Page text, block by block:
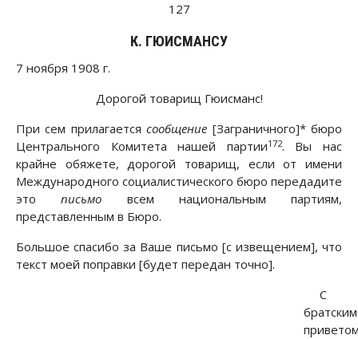
127
К. ГЮИСМАНСУ
7 ноября 1908 г.
Дорогой товарищ Гюисманс!
При сем прилагаетсясообщение [Заграничного]* бюро
Центрального Комитета нашей партии172. Вы нас
крайне обяжете, дорогой товарищ, если от имени
Международного социалистического бюро передадите
этописьмо всем национальным партиям,
представленным в Бюро.
Большое спасибо за Ваше письмо [с извещением], что
текст моей поправки [будет передан точно].
С
братским